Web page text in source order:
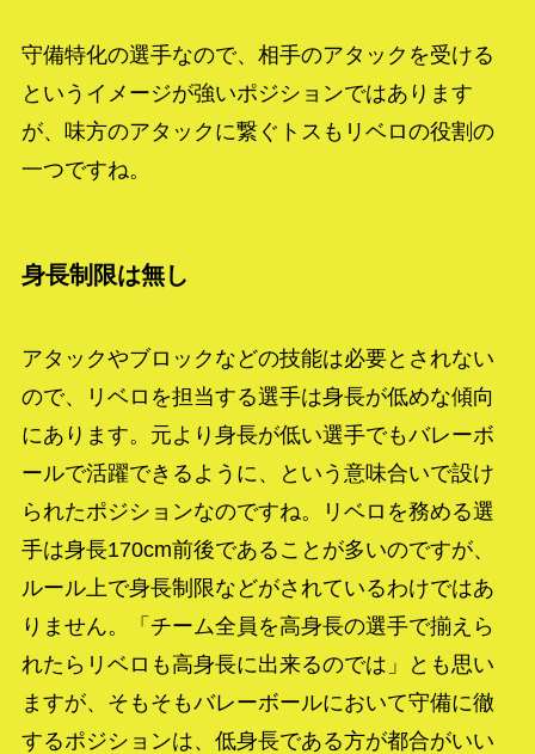
守備特化の選手なので、相手のアタックを受ける
というイメージが強いポジションではあります
が、味方のアタックに繋ぐトスもリベロの役割の
一つですね。
身長制限は無し
アタックやブロックなどの技能は必要とされない
ので、リベロを担当する選手は身長が低めな傾向
にあります。元より身長が低い選手でもバレーボ
ールで活躍できるように、という意味合いで設け
られたポジションなのですね。リベロを務める選
手は身長170cm前後であることが多いのですが、
ルール上で身長制限などがされているわけではあ
りません。「チーム全員を高身長の選手で揃えら
れたらリベロも高身長に出来るのでは」とも思い
ますが、そもそもバレーボールにおいて守備に徹
するポジションは、低身長である方が都合がいい